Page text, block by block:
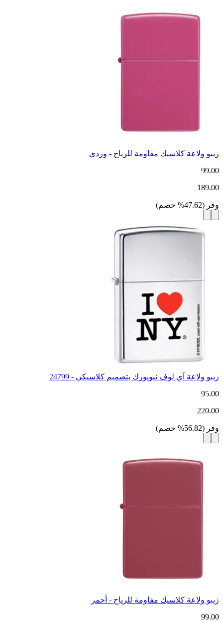
زيبو ولاعة كلاسيك مقاومة للرياح - وردي
99.00
189.00
وفر (
47.62
% خصم)
زيبو ولاعة آي لوف نيويورك بتصميم كلاسيكي - 24799
95.00
220.00
وفر (
56.82
% خصم)
زيبو ولاعة كلاسيك مفاومة للرياح - أحمر
99.00